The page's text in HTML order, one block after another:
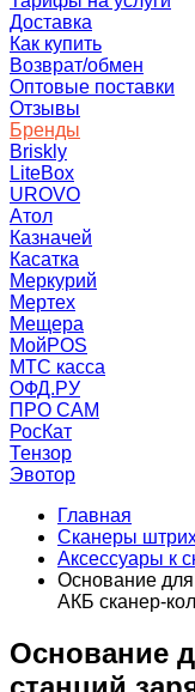
Доставка
Как купить
Возврат/обмен
Оптовые поставки
Отзывы
Бренды
Briskly
LiteBox
UROVO
Атол
Казначей
Касатка
Меркурий
Мертех
Мещера
МойPOS
МТС касса
ОФД.РУ
ПРО САМ
РосКат
Тензор
Эвотор
Главная
Сканеры
Аксессуары к
Основание для
АКБ сканер-
Основание